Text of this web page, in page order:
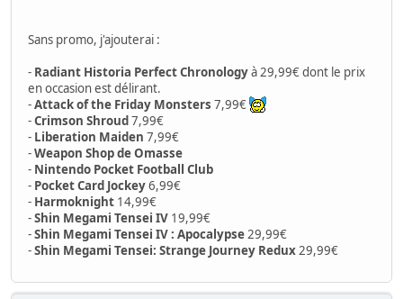
Sans promo, j'ajouterai :
- Radiant Historia Perfect Chronologyà 29,99€ dont le prix
en occasion est délirant.
-Attack of the Friday Monsters 7,99€
-Crimson Shroud7,99€
- Liberation Maiden 7,99€
-Weapon Shop de Omasse
- Nintendo Pocket Football Club
- Pocket Card Jockey6,99€
- Harmoknight 14,99€
-Shin Megami Tensei IV 19,99€
-Shin Megami Tensei IV : Apocalypse29,99€
-Shin Megami Tensei: Strange Journey Redux29,99€